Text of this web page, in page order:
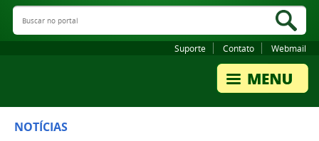
Buscar no portal
Suporte Contato Webmail
NOTÍCIAS